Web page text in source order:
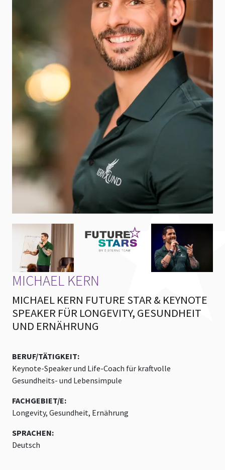
MICHAEL KERN
MICHAEL KERN FUTURE STAR & KEYNOTE
SPEAKER FÜR LONGEVITY, GESUNDHEIT
UND ERNÄHRUNG
BERUF/TÄTIGKEIT:
Keynote-Speaker und Life-Coach für kraftvolle
Gesundheits- und Lebensimpule
FACHGEBIET/E:
Longevity, Gesundheit, Ernährung
SPRACHEN:
Deutsch